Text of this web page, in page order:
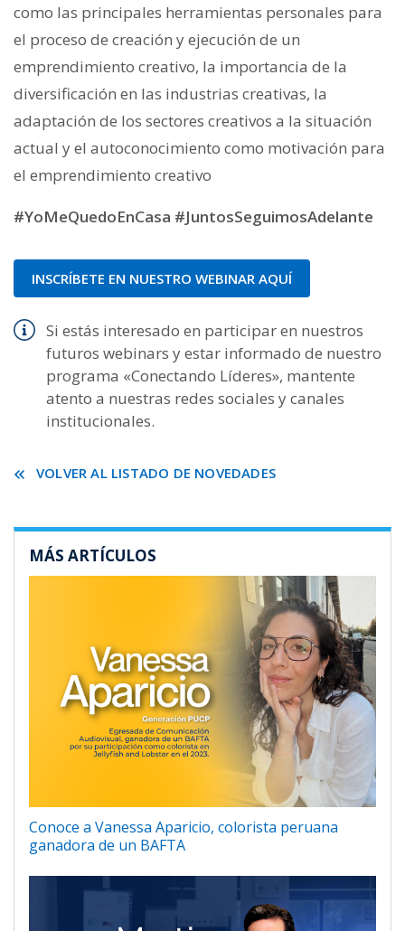
como las principales herramientas personales para
el proceso de creación y ejecución de un
emprendimiento creativo, la importancia de la
diversificación en las industrias creativas, la
adaptación de los sectores creativos a la situación
actual y el autoconocimiento como motivación para
el emprendimiento creativo
#YoMeQuedoEnCasa #JuntosSeguimosAdelante
INSCRÍBETE EN NUESTRO WEBINAR AQUÍ
Si estás interesado en participar en nuestros
futuros webinars y estar informado de nuestro
programa «Conectando Líderes», mantente
atento a nuestras redes sociales y canales
institucionales.
VOLVER AL LISTADO DE NOVEDADES
MÁS ARTÍCULOS
Conoce a Vanessa Aparicio, colorista peruana
ganadora de un BAFTA